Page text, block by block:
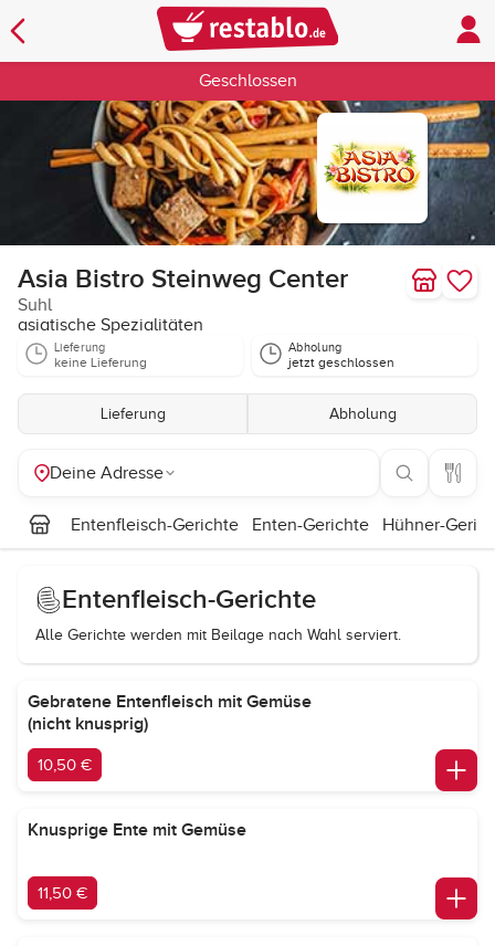
Geschlossen
Asia Bistro Steinweg Center
Suhl
asiatische Spezialitäten
Lieferung
keine Lieferung
Abholung
jetzt geschlossen
Lieferung Abholung
Deine Adresse
Entenfleisch-Gerichte Enten-Gerichte Hühner-
Entenfleisch-Gerichte
Alle Gerichte werden mit Beilage nach Wahl serviert.
Gebratene Entenfleisch mit Gemüse
(nicht knusprig)
10,50 €
Knusprige Ente mit Gemüse
11,50 €